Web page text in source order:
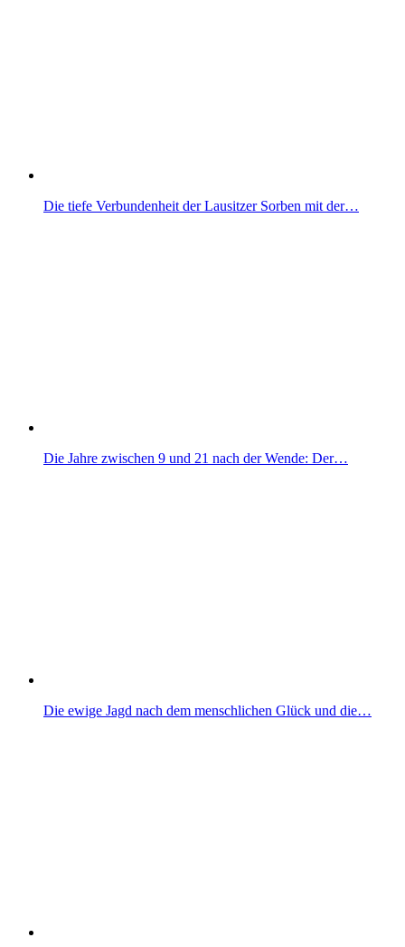
Die tiefe Verbundenheit der Lausitzer Sorben mit der…
Die Jahre zwischen 9 und 21 nach der Wende: Der…
Die ewige Jagd nach dem menschlichen Glück und die…